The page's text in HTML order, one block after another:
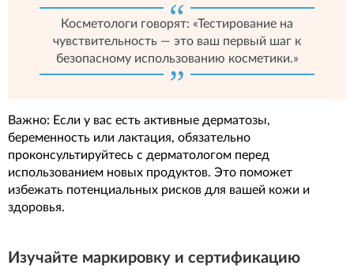
Косметологи говорят: «Тестирование на
чувствительность — это ваш первый шаг к
безопасному использованию косметики.»
Важно: Если у вас есть активные дерматозы,
беременность или лактация, обязательно
проконсультируйтесь с дерматологом перед
использованием новых продуктов. Это поможет
избежать потенциальных рисков для вашей кожи и
здоровья.
Изучайте маркировку и сертификацию